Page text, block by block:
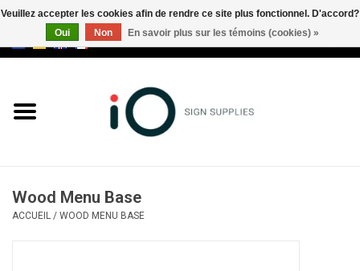
Marques
Appelez-nous au +32 3 353 67
Wood Menu Base
ACCUEIL / WOOD MENU BASE
Veuillez accepter les cookies afin de rendre ce site plus fonctionnel. D'accord?
Oui
Non En savoir plus sur les témoins (cookies) »